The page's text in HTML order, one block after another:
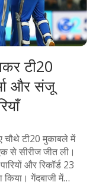
टी20
और संजू
चौथे टी20 मुकाबले में
से सीरीज जीत ली।
और रिकॉर्ड 23
गेंदबाजी में